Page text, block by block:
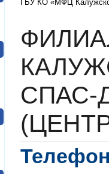
ГБУ КО «МФЦ
СПАС-